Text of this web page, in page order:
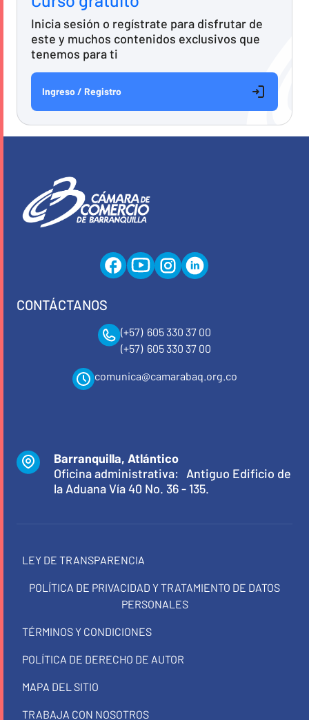
Inicia sesión o regístrate para disfrutar de
este y muchos contenidos exclusivos que
tenemos para ti
Ingreso / Registro
CONTÁCTANOS
(+57) 605 330 37 00
(+57) 605 330 37 00
comunica@camarabaq.org.co
Barranquilla, Atlántico
Oficina administrativa: Antiguo Edificio de
la Aduana Vía 40 No. 36 - 135.
LEY DE TRANSPARENCIA
POLÍTICA DE PRIVACIDAD Y TRATAMIENTO DE DATOS
PERSONALES
TÉRMINOS Y CONDICIONES
POLÍTICA DE DERECHO DE AUTOR
MAPA DEL SITIO
TRABAJA CON NOSOTROS